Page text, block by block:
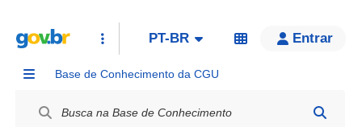
PT-BR Entrar
Base de Conhecimento da CGU